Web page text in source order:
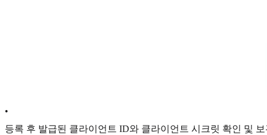
•
등록 후 발급된 클라이언트 ID와 클라이언트 시크릿 확인 및 보